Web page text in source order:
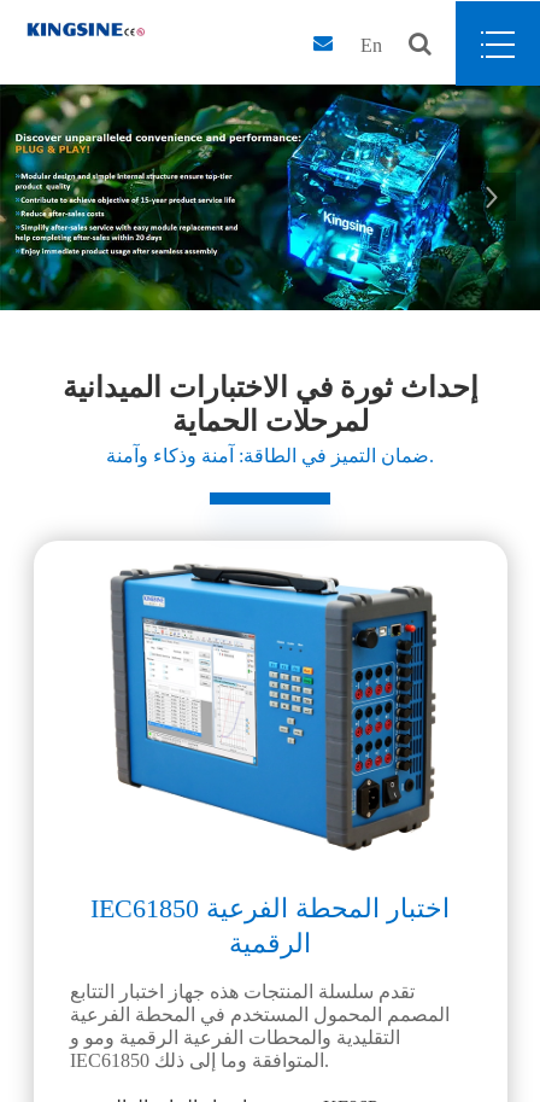
En
 
إحداث ثورة في الاختبارات الميدانية
لمرحلات الحماية
ضمان التميز في الطاقة: آمنة وذكاء وآمنة.
IEC61850 اختبار المحطة الفرعية
الرقمية
تقدم سلسلة المنتجات هذه جهاز اختبار التتابع
المصمم المحمول المستخدم في المحطة الفرعية
التقليدية والمحطات الفرعية الرقمية ومو و
IEC61850 المتوافقة وما إلى ذلك.